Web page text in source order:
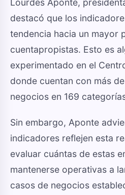
Lourdes Aponte,
destacó que los
tendencia hacia un mayor
cuentapropistas. Esto es
experimentado en el
donde cuentan con más
negocios en 169
Sin embargo, Aponte
indicadores reflejen esta
evaluar cuántas de estas
mantenerse operativas a
casos de negocios